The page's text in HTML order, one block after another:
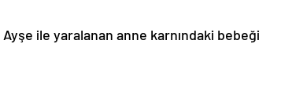
Ayşe ile yaralanan anne karnındaki bebeği